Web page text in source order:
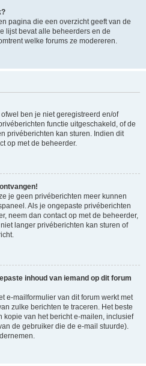
pagina die een overzicht geeft van de
lijst bevat alle beheerders en de
welke forums ze modereren.
ben je niet geregistreerd en/of
functie uitgeschakeld, of de
privéberichten kan sturen. Indien dit
op met de beheerder.
je geen privéberichten meer kunnen
Als je ongepaste privéberichten
neem dan contact op met de beheerder,
langer privéberichten kan sturen of
inhoud van iemand op dit forum
e-mailformulier van dit forum werkt met
zulke berichten te traceren. Het beste
kopie van het bericht e-mailen, inclusief
de gebruiker die de e-mail stuurde).